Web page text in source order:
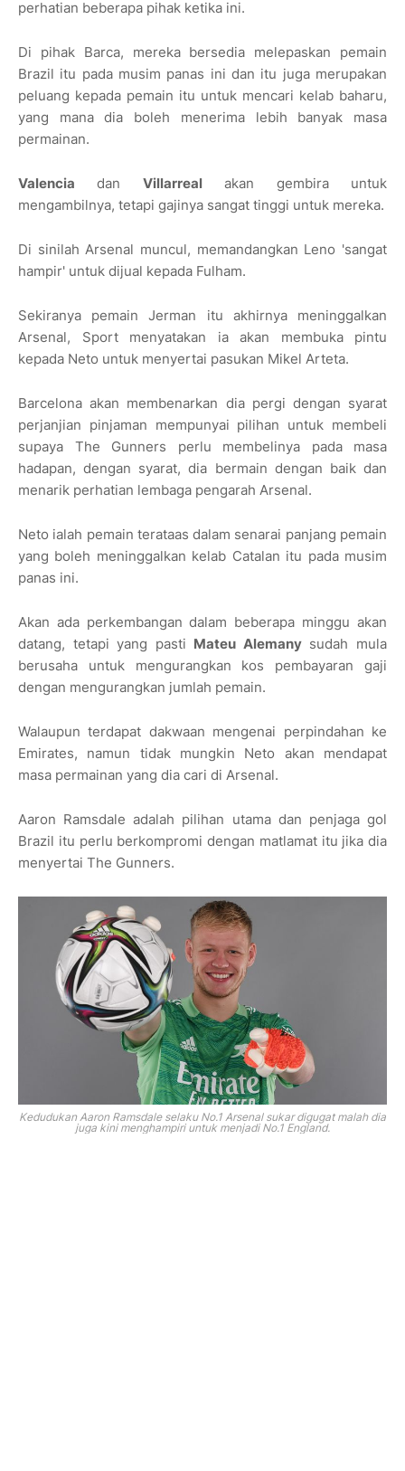
perhatian beberapa pihak ketika ini.
Di pihak Barca, mereka bersedia melepaskan pemain
Brazil itu pada musim panas ini dan itu juga merupakan
peluang kepada pemain itu untuk mencari kelab baharu,
yang mana dia boleh menerima lebih banyak masa
permainan.
Valencia dan Villarrealakan gembira untuk
mengambilnya, tetapi gajinya sangat tinggi untuk mereka.
Di sinilah Arsenal muncul, memandangkan Leno 'sangat
hampir' untuk dijual kepada Fulham.
Sekiranya pemain Jerman itu akhirnya meninggalkan
Arsenal, Sport menyatakan ia akan membuka pintu
kepada Neto untuk menyertai pasukan Mikel Arteta.
Barcelona akan membenarkan dia pergi dengan syarat
perjanjian pinjaman mempunyai pilihan untuk membeli
supaya The Gunners perlu membelinya pada masa
hadapan, dengan syarat, dia bermain dengan baik dan
menarik perhatian lembaga pengarah Arsenal.
Neto ialah pemain terataas dalam senarai panjang pemain
yang boleh meninggalkan kelab Catalan itu pada musim
panas ini.
Akan ada perkembangan dalam beberapa minggu akan
datang, tetapi yang pasti Mateu Alemanysudah mula
berusaha untuk mengurangkan kos pembayaran gaji
dengan mengurangkan jumlah pemain.
Walaupun terdapat dakwaan mengenai perpindahan ke
Emirates, namun tidak mungkin Neto akan mendapat
masa permainan yang dia cari di Arsenal.
Aaron Ramsdale adalah pilihan utama dan penjaga gol
Brazil itu perlu berkompromi dengan matlamat itu jika dia
menyertai The Gunners.
Kedudukan Aaron Ramsdale selaku No.1 Arsenal sukar digugat malah dia
juga kini menghampiri untuk menjadi No.1 England.